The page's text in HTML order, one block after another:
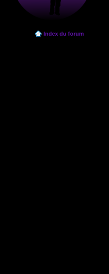
Index du forum